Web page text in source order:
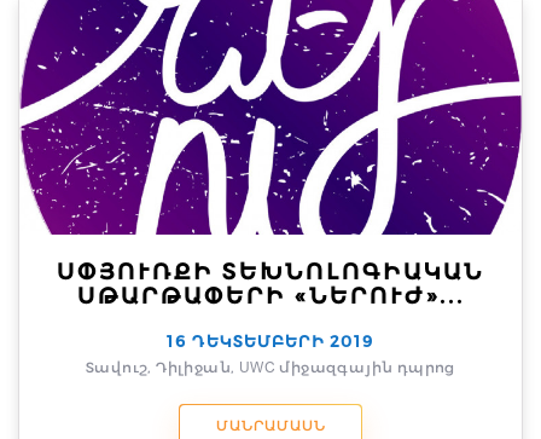
ՍՓՅՈՒՌՔԻ ՏԵԽՆՈԼՈԳԻԱԿԱՆ
ՍԹԱՐԹԱՓԵՐԻ «ՆԵՐՈՒԺ»...
16 ԴԵԿՏԵՄԲԵՐԻ 2019
Տավուշ, Դիլիջան, UWC միջազգային դպրոց
ՄԱՆՐԱՄԱՍՆ